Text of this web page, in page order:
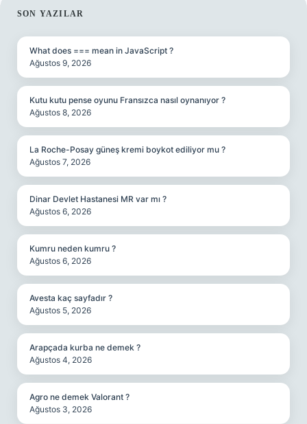
SIDEBAR
SON YAZILAR
What does === mean in JavaScript ?
Ağustos 9, 2026
Kutu kutu pense oyunu Fransızca nasıl oynanıyor ?
Ağustos 8, 2026
La Roche-Posay güneş kremi boykot ediliyor mu ?
Ağustos 7, 2026
Dinar Devlet Hastanesi MR var mı ?
Ağustos 6, 2026
Kumru neden kumru ?
Ağustos 6, 2026
Avesta kaç sayfadır ?
Ağustos 5, 2026
Arapçada kurba ne demek ?
Ağustos 4, 2026
Agro ne demek Valorant ?
Ağustos 3, 2026